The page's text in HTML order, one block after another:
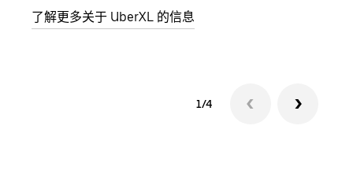
了解更多关于 UberXL 的信息
1/4